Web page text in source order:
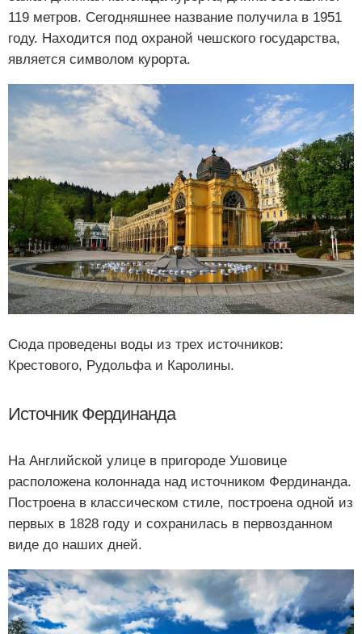
119 метров. Сегодняшнее название получила в 1951
году. Находится под охраной чешского государства,
является символом курорта.
Сюда проведены воды из трех источников:
Крестового, Рудольфа и Каролины.
Источник Фердинанда
На Английской улице в пригороде Ушовице
расположена колоннада над источником Фердинанда.
Построена в классическом стиле, построена одной из
первых в 1828 году и сохранилась в первозданном
виде до наших дней.